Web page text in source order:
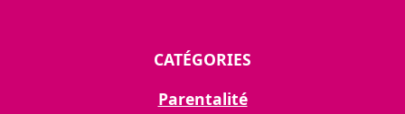
CATÉGORIES
Parentalité